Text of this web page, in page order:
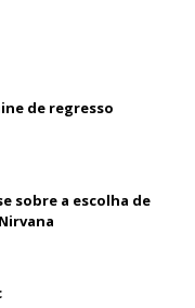
de regresso
sobre a escolha de